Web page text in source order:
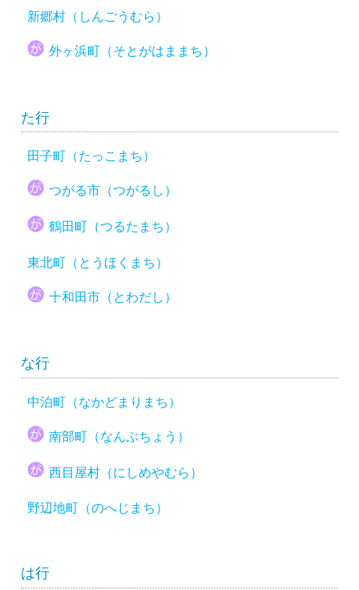
新郷村（しんごうむら）
外ヶ浜町（そとがはままち）
た行
田子町（たっこまち）
つがる市（つがるし）
鶴田町（つるたまち）
東北町（とうほくまち）
十和田市（とわだし）
な行
中泊町（なかどまりまち）
南部町（なんぶちょう）
西目屋村（にしめやむら）
野辺地町（のへじまち）
は行